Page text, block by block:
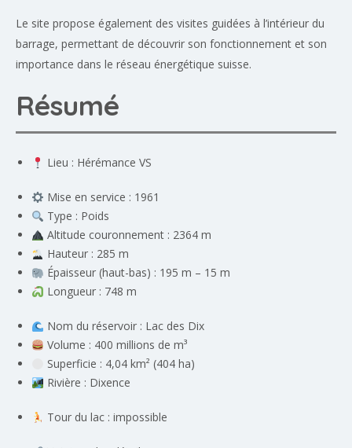
Le site propose également des visites guidées à l’intérieur du
barrage, permettant de découvrir son fonctionnement et son
importance dans le réseau énergétique suisse.
Résumé
Lieu : Hérémance VS
Mise en service : 1961
Type : Poids
Altitude couronnement : 2364 m
Hauteur : 285 m
Épaisseur (haut-bas) : 195 m – 15 m
Longueur : 748 m
Nom du réservoir : Lac des Dix
Volume : 400 millions de m³
Superficie : 4,04 km² (404 ha)
Rivière : Dixence
Tour du lac : impossible